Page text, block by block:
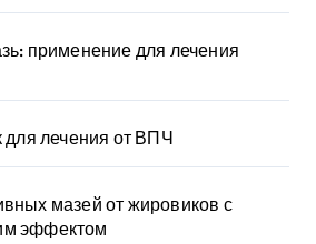
применение для лечения
для лечения от ВПЧ
мазей от жировиков с
эффектом